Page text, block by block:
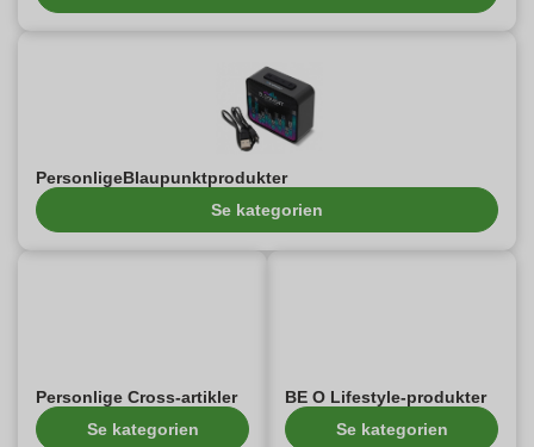
PersonligeBlaupunktprodukter
Se kategorien
Personlige Cross-artikler
Se kategorien
BE O Lifestyle-produkter
Se kategorien